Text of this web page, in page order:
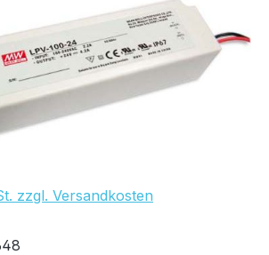
€ zzgl. Versandkosten
Lieferzeit: 1-2 Tage